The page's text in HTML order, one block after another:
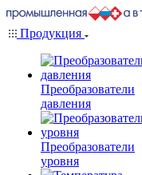
Продукция
Преобразователи
давления
Преобразователи
уровня